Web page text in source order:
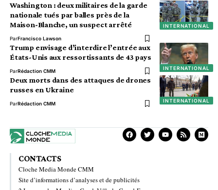
INTERNATIONAL
Washington : deux militaires de la garde
nationale tués par balles près de la
Maison-Blanche, un suspect arrêté
ParFrancisco Lawson
INTERNATIONAL
Trump envisage d’interdire l’entrée aux
États-Unis aux ressortissants de 43 pays
ParRédaction CMM
INTERNATIONAL
Deux morts dans des attaques de drones
russes en Ukraine
ParRédaction CMM
CONTACTS
Cloche Media Monde CMM
Site d’informations d’analyses et de publicités